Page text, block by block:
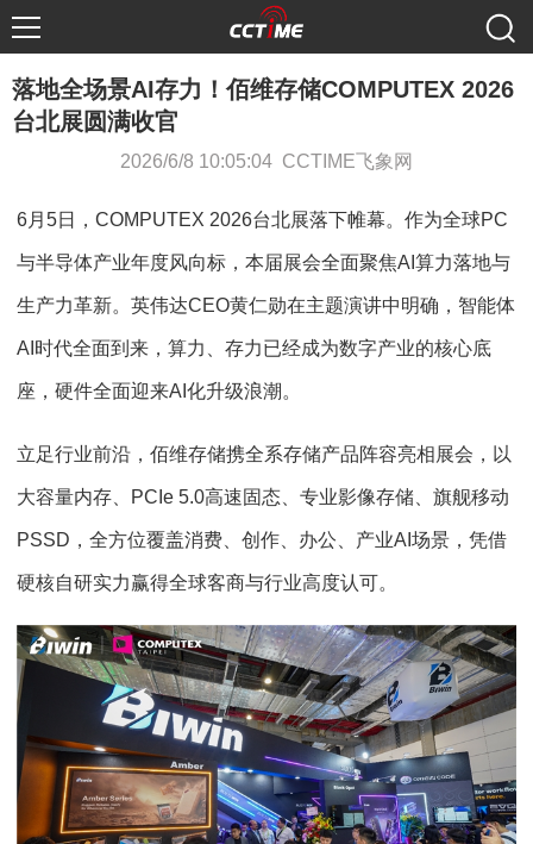
落地全场景AI存力！佰维存储COMPUTEX 2026
台北展圆满收官
2026/6/8 10:05:04 CCTIME飞象网
6月5日，COMPUTEX 2026台北展落下帷幕。作为全球PC
与半导体产业年度风向标，本届展会全面聚焦AI算力落地与
生产力革新。英伟达CEO黄仁勋在主题演讲中明确，智能体
AI时代全面到来，算力、存力已经成为数字产业的核心底
座，硬件全面迎来AI化升级浪潮。
立足行业前沿，佰维存储携全系存储产品阵容亮相展会，以
大容量内存、PCIe 5.0高速固态、专业影像存储、旗舰移动
PSSD，全方位覆盖消费、创作、办公、产业AI场景，凭借
硬核自研实力赢得全球客商与行业高度认可。